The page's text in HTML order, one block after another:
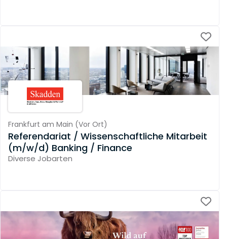
Frankfurt am Main (Vor Ort)
Referendariat / Wissenschaftliche Mitarbeit
(m/w/d) Banking / Finance
Diverse Jobarten